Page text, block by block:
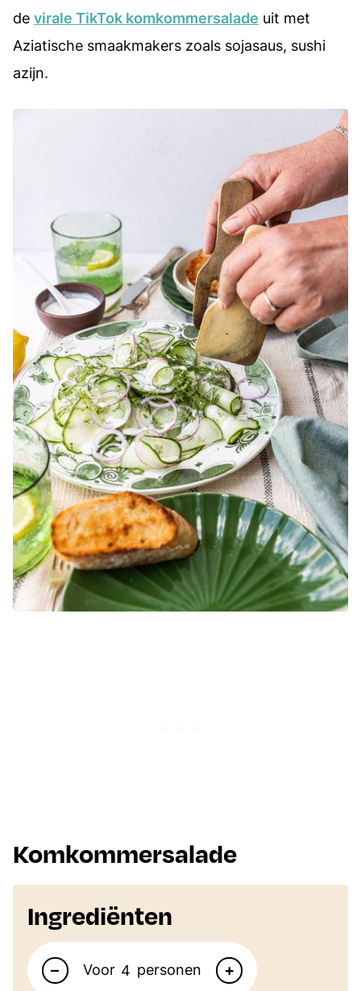
de virale TikTok komkommersalade uit met
Aziatische smaakmakers zoals sojasaus, sushi
azijn.
Komkommersalade
Ingrediënten
Aantal personen
– Voor personen +